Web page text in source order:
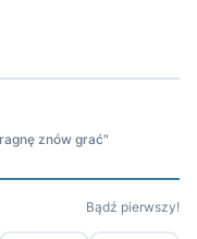
znów grać"
Bądź pierwszy!